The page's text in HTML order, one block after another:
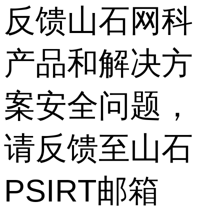
反馈山石网科
产品和解决方
案安全问题，
请反馈至山石
PSIRT邮箱